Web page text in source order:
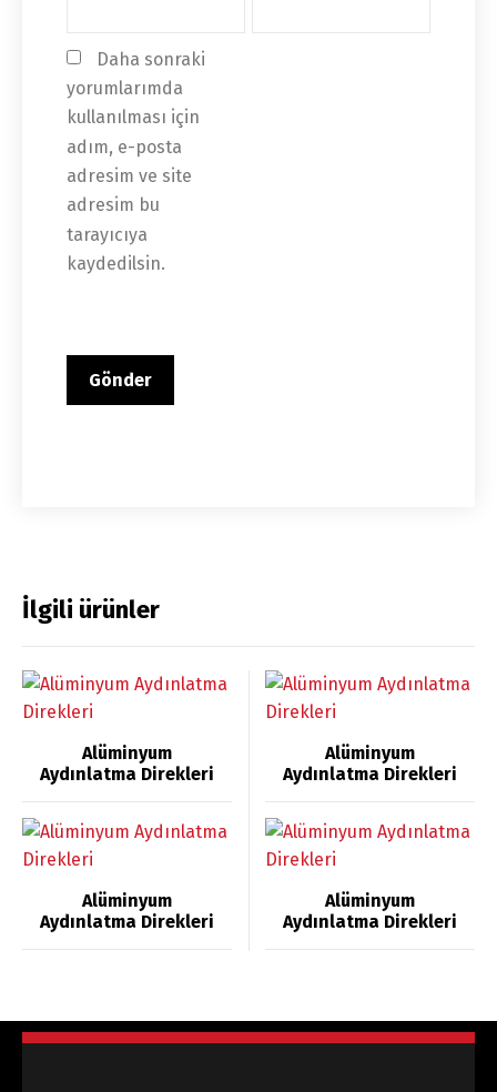
Daha sonraki
yorumlarımda
kullanılması için
adım, e-posta
adresim ve site
adresim bu
tarayıcıya
kaydedilsin.
İlgili ürünler
Alüminyum
Aydınlatma Direkleri
Alüminyum
Aydınlatma Direkleri
Alüminyum
Aydınlatma Direkleri
Alüminyum
Aydınlatma Direkleri